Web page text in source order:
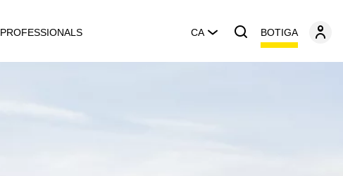
PROFESSIONALS CA BOTIGA